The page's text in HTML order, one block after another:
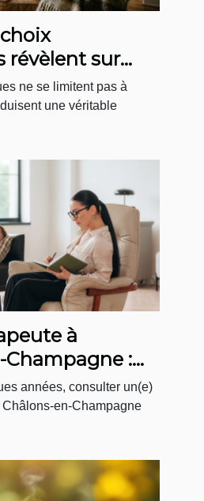
révèlent sur
au bien-être
ne se limitent pas à
une véritable
à
Champagne :
sur-
années, consulter un(e)
en-Champagne